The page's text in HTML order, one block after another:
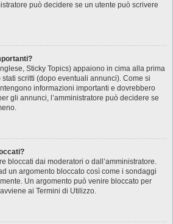
può decidere se un utente può scrivere
Sticky Topics) appaiono in cima alla prima
scritti (dopo eventuali annunci). Come si
informazioni importanti e dovrebbero
gli annunci, l’amministratore può decidere se
bloccati dai moderatori o dall’amministratore.
un argomento bloccato così come i sondaggi
Un argomento può venire bloccato per
ai Termini di Utilizzo.